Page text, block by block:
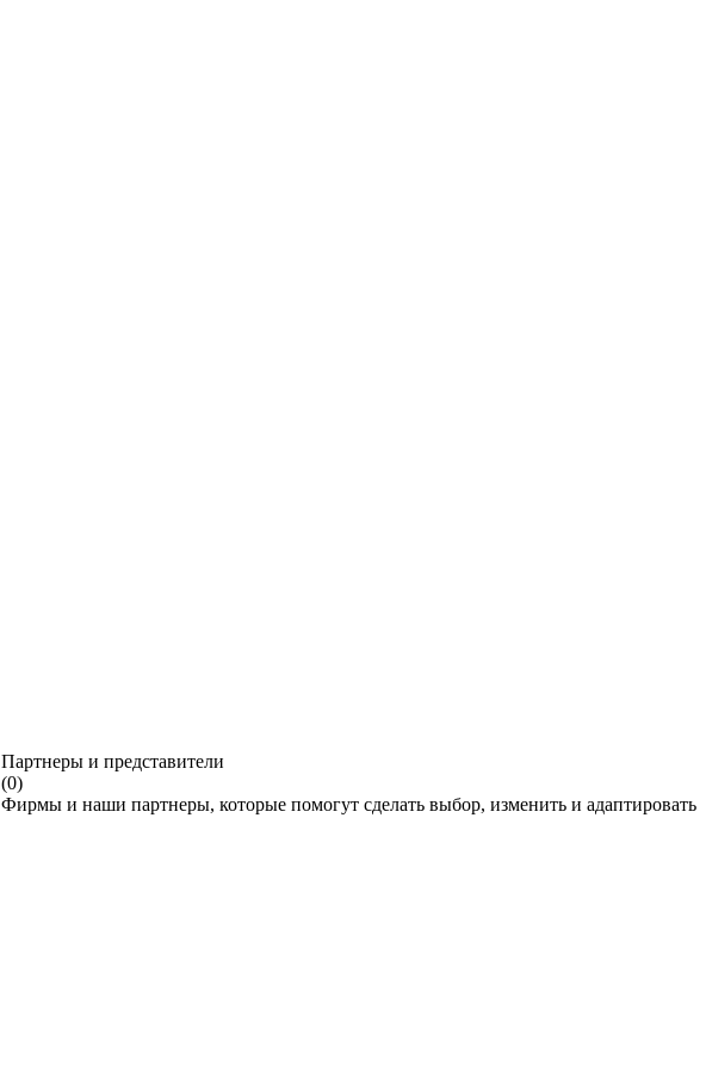
Партнеры и представители
(0)
Фирмы и наши партнеры, которые помогут сделать выбор, изменить и адаптировать